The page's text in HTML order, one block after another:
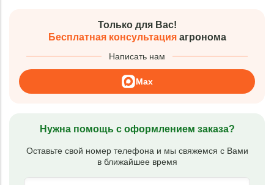
Только для Вас!
Бесплатная консультацияагронома
Написать нам
Max
Нужна помощь с оформлением заказа?
Оставьте свой номер телефона и мы свяжемся с Вами
в ближайшее время